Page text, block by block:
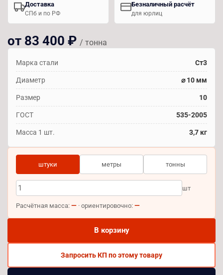
Доставка
СПб и по РФ
Безналичный расчёт
для юрлиц
от 83 400 ₽ / тонна
Марка стали Ст3
Диаметр ⌀ 10 мм
Размер 10
ГОСТ 535-2005
Масса 1 шт. 3,7 кг
штуки метры тонны
шт
Расчётная масса: — · ориентировочно: —
В корзину
Запросить КП по этому товару